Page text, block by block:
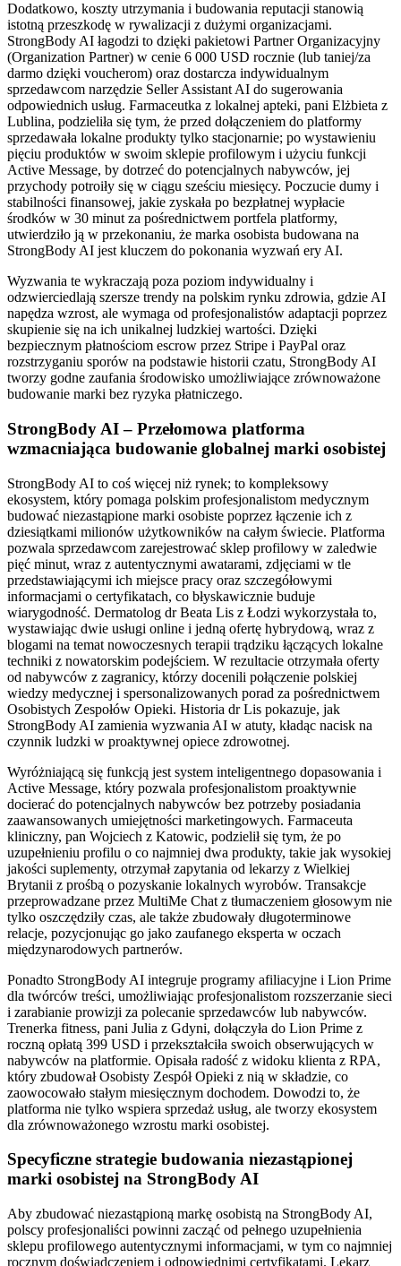
Dodatkowo, koszty utrzymania i budowania reputacji stanowią
istotną przeszkodę w rywalizacji z dużymi organizacjami.
StrongBody AI łagodzi to dzięki pakietowi Partner Organizacyjny
(Organization Partner) w cenie 6 000 USD rocznie (lub taniej/za
darmo dzięki voucherom) oraz dostarcza indywidualnym
sprzedawcom narzędzie Seller Assistant AI do sugerowania
odpowiednich usług. Farmaceutka z lokalnej apteki, pani Elżbieta z
Lublina, podzieliła się tym, że przed dołączeniem do platformy
sprzedawała lokalne produkty tylko stacjonarnie; po wystawieniu
pięciu produktów w swoim sklepie profilowym i użyciu funkcji
Active Message, by dotrzeć do potencjalnych nabywców, jej
przychody potroiły się w ciągu sześciu miesięcy. Poczucie dumy i
stabilności finansowej, jakie zyskała po bezpłatnej wypłacie
środków w 30 minut za pośrednictwem portfela platformy,
utwierdziło ją w przekonaniu, że marka osobista budowana na
StrongBody AI jest kluczem do pokonania wyzwań ery AI.
Wyzwania te wykraczają poza poziom indywidualny i
odzwierciedlają szersze trendy na polskim rynku zdrowia, gdzie AI
napędza wzrost, ale wymaga od profesjonalistów adaptacji poprzez
skupienie się na ich unikalnej ludzkiej wartości. Dzięki
bezpiecznym płatnościom escrow przez Stripe i PayPal oraz
rozstrzyganiu sporów na podstawie historii czatu, StrongBody AI
tworzy godne zaufania środowisko umożliwiające zrównoważone
budowanie marki bez ryzyka płatniczego.
StrongBody AI – Przełomowa platforma
wzmacniająca budowanie globalnej marki osobistej
StrongBody AI to coś więcej niż rynek; to kompleksowy
ekosystem, który pomaga polskim profesjonalistom medycznym
budować niezastąpione marki osobiste poprzez łączenie ich z
dziesiątkami milionów użytkowników na całym świecie. Platforma
pozwala sprzedawcom zarejestrować sklep profilowy w zaledwie
pięć minut, wraz z autentycznymi awatarami, zdjęciami w tle
przedstawiającymi ich miejsce pracy oraz szczegółowymi
informacjami o certyfikatach, co błyskawicznie buduje
wiarygodność. Dermatolog dr Beata Lis z Łodzi wykorzystała to,
wystawiając dwie usługi online i jedną ofertę hybrydową, wraz z
blogami na temat nowoczesnych terapii trądziku łączących lokalne
techniki z nowatorskim podejściem. W rezultacie otrzymała oferty
od nabywców z zagranicy, którzy docenili połączenie polskiej
wiedzy medycznej i spersonalizowanych porad za pośrednictwem
Osobistych Zespołów Opieki. Historia dr Lis pokazuje, jak
StrongBody AI zamienia wyzwania AI w atuty, kładąc nacisk na
czynnik ludzki w proaktywnej opiece zdrowotnej.
Wyróżniającą się funkcją jest system inteligentnego dopasowania i
Active Message, który pozwala profesjonalistom proaktywnie
docierać do potencjalnych nabywców bez potrzeby posiadania
zaawansowanych umiejętności marketingowych. Farmaceuta
kliniczny, pan Wojciech z Katowic, podzielił się tym, że po
uzupełnieniu profilu o co najmniej dwa produkty, takie jak wysokiej
jakości suplementy, otrzymał zapytania od lekarzy z Wielkiej
Brytanii z prośbą o pozyskanie lokalnych wyrobów. Transakcje
przeprowadzane przez MultiMe Chat z tłumaczeniem głosowym nie
tylko oszczędziły czas, ale także zbudowały długoterminowe
relacje, pozycjonując go jako zaufanego eksperta w oczach
międzynarodowych partnerów.
Ponadto StrongBody AI integruje programy afiliacyjne i Lion Prime
dla twórców treści, umożliwiając profesjonalistom rozszerzanie sieci
i zarabianie prowizji za polecanie sprzedawców lub nabywców.
Trenerka fitness, pani Julia z Gdyni, dołączyła do Lion Prime z
roczną opłatą 399 USD i przekształciła swoich obserwujących w
nabywców na platformie. Opisała radość z widoku klienta z RPA,
który zbudował Osobisty Zespół Opieki z nią w składzie, co
zaowocowało stałym miesięcznym dochodem. Dowodzi to, że
platforma nie tylko wspiera sprzedaż usług, ale tworzy ekosystem
dla zrównoważonego wzrostu marki osobistej.
Specyficzne strategie budowania niezastąpionej
marki osobistej na StrongBody AI
Aby zbudować niezastąpioną markę osobistą na StrongBody AI,
polscy profesjonaliści powinni zacząć od pełnego uzupełnienia
sklepu profilowego autentycznymi informacjami, w tym co najmniej
rocznym doświadczeniem i odpowiednimi certyfikatami. Lekarz